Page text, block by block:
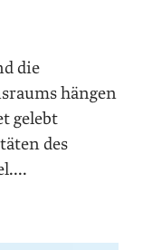
die
hängen
gelebt
des